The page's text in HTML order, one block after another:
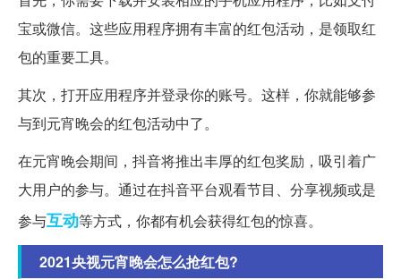
宝或微信。这些应用程序拥有丰富的红包活动，是领取红
包的重要工具。
其次，打开应用程序并登录你的账号。这样，你就能够参
与到元宵晚会的红包活动中了。
在元宵晚会期间，抖音将推出丰厚的红包奖励，吸引着广
大用户的参与。通过在抖音平台观看节目、分享视频或是
参与互动等方式，你都有机会获得红包的惊喜。
2021央视元宵晚会怎么抢红包?